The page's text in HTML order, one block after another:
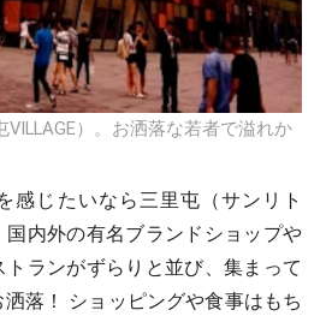
）。お洒落な若者で溢れか
感じたいなら三里屯（サンリト
国内外の有名ブランドショップや
ランがずらりと並び、集まって
落！ ショッピングや食事はもち